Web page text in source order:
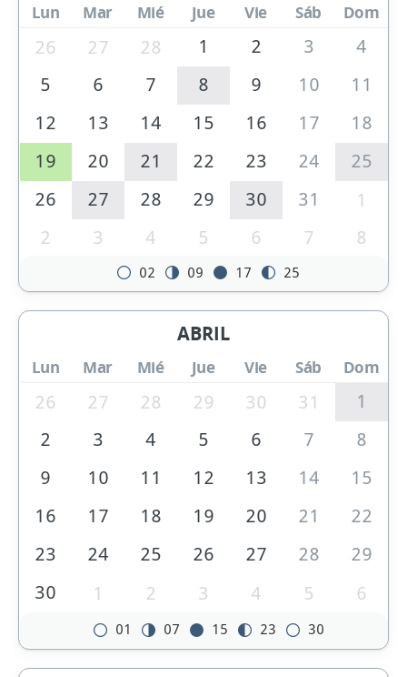
Lun Mar Mié Jue Vie Sáb Dom
26 27 28 1 2 3
4
5
6 7 8 9 10
11
12
13 14 15 16 17
18
19
20 21 22 23 24
25
26
27 28 29 30 31
1
2
3 4 5 6 7 8
02 09 17 25
ABRIL
Lun Mar Mié Jue Vie Sáb Dom
26 27 28 29 30 31
1
2
3 4 5 6 7
8
9
10 11 12 13 14
15
16
17 18 19 20 21
22
23
24 25 26 27 28
29
30
1 2 3 4 5 6
01 07 15 23 30